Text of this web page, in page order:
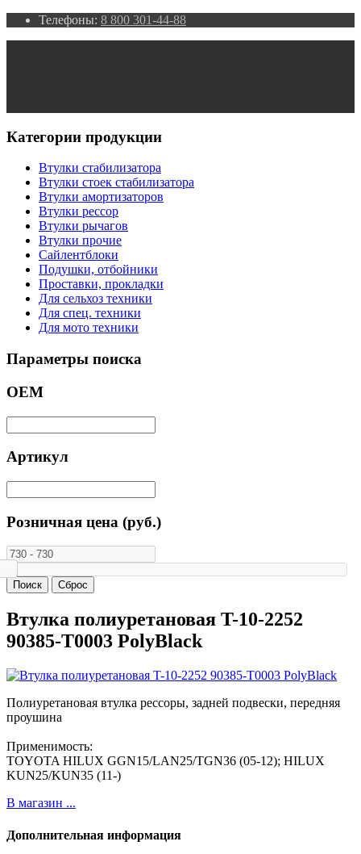
Телефоны: 8 800 301-44-88
Категории продукции
Втулки стабилизатора
Втулки стоек стабилизатора
Втулки амортизаторов
Втулки рессор
Втулки рычагов
Втулки прочие
Сайлентблоки
Подушки, отбойники
Проставки, прокладки
Для сельхоз техники
Для спец. техники
Для мото техники
Параметры поиска
ОЕМ
Артикул
Розничная цена (руб.)
Втулка полиуретановая T-10-2252
90385-T0003 PolyBlack
Полиуретановая втулка рессоры, задней подвески, передняя
проушина
Применимость:
TOYOTA HILUX GGN15/LAN25/TGN36 (05-12); HILUX
KUN25/KUN35 (11-)
В магазин ...
Дополнительная информация